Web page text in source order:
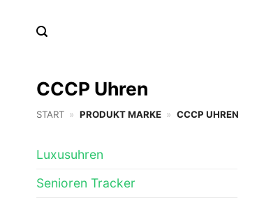
CCCP Uhren
START » PRODUKT MARKE » CCCP UHREN
Luxusuhren
Senioren Tracker